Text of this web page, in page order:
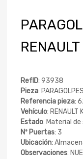
RefID: 93938
Pieza:
Referencia pieza:
Vehículo: RENAULT
Estado: Material
Nº Puertas: 3
Ubicación:
Observaciones: